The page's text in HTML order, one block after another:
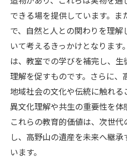
できる場を提供しています。ま
で、自然と人との関わりを理
いて考えるきっかけとなります
は、教室での学びを補完し、
理解を促すものです。さらに、
地域社会の文化や伝統に触れる
異文化理解や共生の重要性を体
これらの教育的価値は、次世
し、高野山の遺産を未来へ継
います。